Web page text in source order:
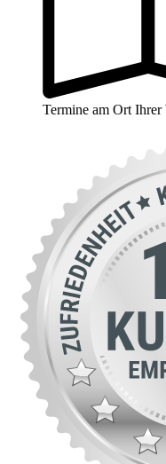
Termine am Ort Ihrer